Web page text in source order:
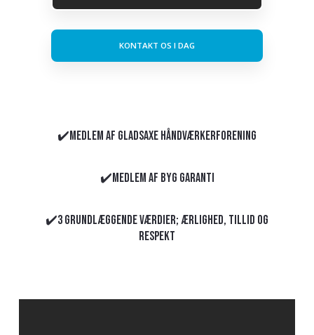
KONTAKT OS I DAG
​​✔️Medlem af Gladsaxe Håndværkerforening
✔️Medlem af Byg Garanti
✔️3 grundlæggende værdier; Ærlighed, tillid og
respekt